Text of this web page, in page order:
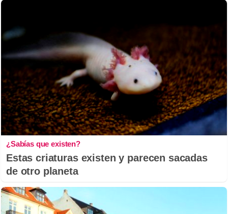
¿Sabías que existen?
Estas criaturas existen y parecen sacadas
de otro planeta